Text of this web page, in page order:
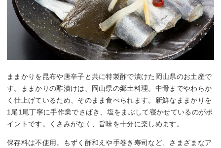
ままかりを昆布や唐辛子と共に特製酢で漬けた岡山県のお土産で
す。ままかりの酢漬けは、岡山県の郷土料理。中骨までやわらか
く仕上げているため、そのまま食べられます。新鮮なままかりを
1尾1尾丁寧に手作業でさばき、塩をまぶして寝かせているのがポ
イントです。くさみがなく、旨味を十分に楽しめます。
保存料は不使用。もずく酢和えや手巻き寿司など、さまざまなア